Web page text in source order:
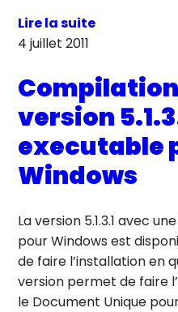
Lire la suite
4 juillet 2011
version
executable
Windows
La version 5.1.3.1 avec
pour Windows est
de faire l’installation en
version permet de faire
le Document Unique pour